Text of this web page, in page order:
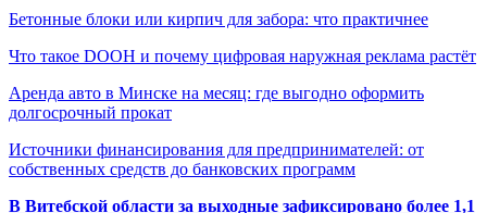
Бетонные блоки или кирпич для забора: что практичнее
Что такое DOOH и почему цифровая наружная реклама растёт
Аренда авто в Минске на месяц: где выгодно оформить
долгосрочный прокат
Источники финансирования для предпринимателей: от
собственных средств до банковских программ
В Витебской области за выходные зафиксировано более 1,1